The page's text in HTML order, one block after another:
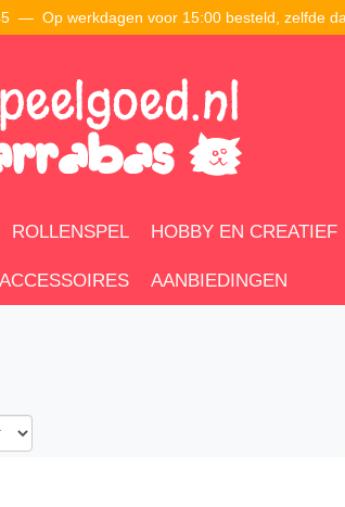
— Op werkdagen voor 15:00 besteld, zelfde
ROLLENSPEL HOBBY EN CREATIEF
AANBIEDINGEN